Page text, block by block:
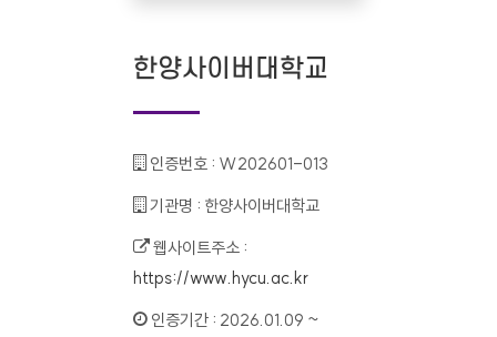
한양사이버대학교
인증번호 : W202601-013
기관명 : 한양사이버대학교
웹사이트주소 :
https://www.hycu.ac.kr
인증기간 : 2026.01.09 ~